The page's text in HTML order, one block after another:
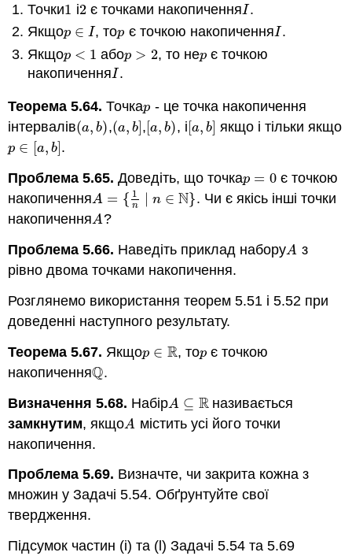
Точки1
1 і2
2 є точками накопиченняI
I .
Якщоp ∈ I
p ∈ I , тоp
p є точкою накопиченняI
I .
Якщоp < 1
p <1 абоp > 2
p >2 , тонеp
p є точкою
накопиченняI
I .
Теорема 5.64.Точкаp
p - це точка накопичення
інтервалів(a, b)
(a, b) ,(a, b]
(a,b] , [a, b)
[a, b), і a, b]
a, b] якщо і тільки якщо
p ∈ a, b]
p ∈ a,b] .
Проблема 5.65.Доведіть, що точкаp = 0
p =0
є точкою
накопиченняA = { 1
n n ∈ N}
A={1 n ∣n ∈N}
. Чи є якісь інші точки
накопиченняA
A?
Проблема 5.66. Наведіть приклад наборуA
A з
рівно двома точками накопичення.
Розглянемо використання теорем 5.51 і 5.52 при
доведенні наступного результату.
Теорема 5.67. Якщоp ∈ R
p ∈ R , тоp
p є точкою
накопиченняQ
Q.
Визначення 5.68. НабірA ⊆ R
A⊆R
називається
замкнутим, якщоA
A містить усі його точки
накопичення.
Проблема 5.69. Визначте, чи закрита кожна з
множин у Задачі 5.54. Обґрунтуйте свої
твердження.
Підсумок частин (i) та (l) Задачі 5.54 та 5.69